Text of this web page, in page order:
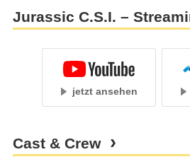
Jurassic C.S.I. –
jetzt ansehen
Cast & Crew